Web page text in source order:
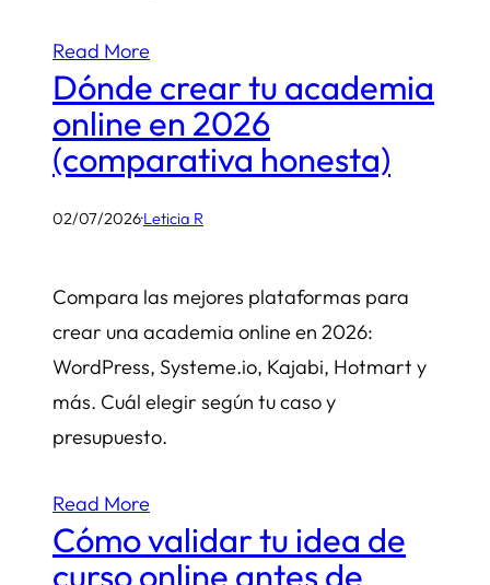
Read More
Dónde crear tu academia
online en 2026
(comparativa honesta)
02/07/2026·Leticia R
Compara las mejores plataformas para
crear una academia online en 2026:
WordPress, Systeme.io, Kajabi, Hotmart y
más. Cuál elegir según tu caso y
presupuesto.
Read More
Cómo validar tu idea de
curso online antes de